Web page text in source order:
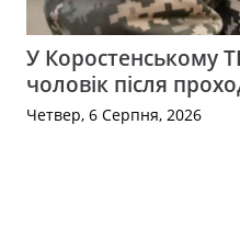
У Коростенському
чоловік після
Четвер, 6 Серпня, 2026